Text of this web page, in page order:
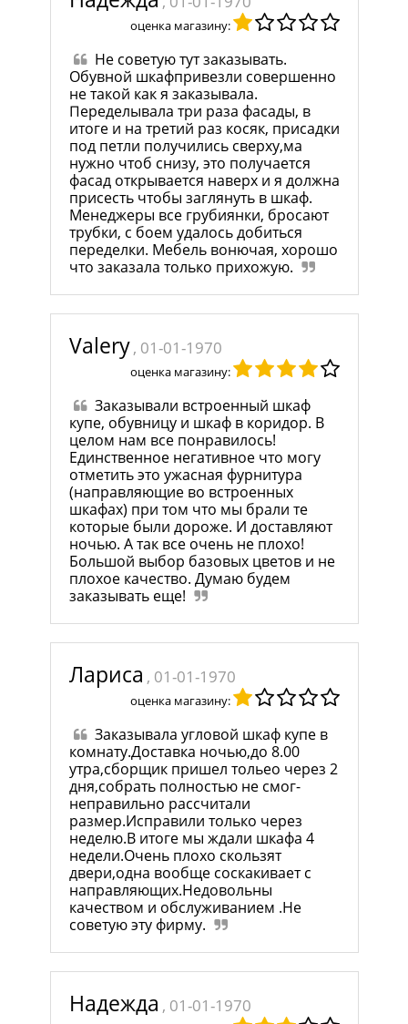
оценка магазину:
Не советую тут заказывать.
Обувной шкафпривезли совершенно
не такой как я заказывала.
Переделывала три раза фасады, в
итоге и на третий раз косяк, присадки
под петли получились сверху,ма
нужно чтоб снизу, это получается
фасад открывается наверх и я должна
присесть чтобы заглянуть в шкаф.
Менеджеры все грубиянки, бросают
трубки, с боем удалось добиться
переделки. Мебель вонючая, хорошо
что заказала только прихожую.
Valery, 01-01-1970
оценка магазину:
Заказывали встроенный шкаф
купе, обувницу и шкаф в коридор. В
целом нам все понравилось!
Единственное негативное что могу
отметить это ужасная фурнитура
(направляющие во встроенных
шкафах) при том что мы брали те
которые были дороже. И доставляют
ночью. А так все очень не плохо!
Большой выбор базовых цветов и не
плохое качество. Думаю будем
заказывать еще!
Лариса , 01-01-1970
оценка магазину:
Заказывала угловой шкаф купе в
комнату.Доставка ночью,до 8.00
утра,сборщик пришел тольео через 2
дня,собрать полностью не смог-
неправильно рассчитали
размер.Исправили только через
неделю.В итоге мы ждали шкафа 4
недели.Очень плохо скользят
двери,одна вообще соскакивает с
направляющих.Недовольны
качеством и обслуживанием .Не
советую эту фирму.
Надежда , 01-01-1970